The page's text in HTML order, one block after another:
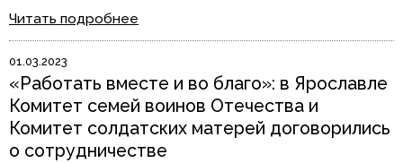
Читать подробнее
01.03.2023
«Работать вместе и во благо»: в Ярославле
Комитет семей воинов Отечества и
Комитет солдатских матерей договорились
о сотрудничестве